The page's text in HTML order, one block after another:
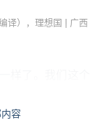
译），理想国 | 广西
魂也一定能感觉
容